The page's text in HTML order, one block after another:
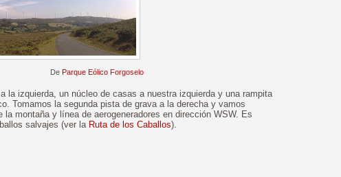
De Parque Eólico Forgoselo
la izquierda, un núcleo de casas a nuestra izquierda y una rampita
Tomamos la segunda pista de grava a la derecha y vamos
montaña y línea de aerogeneradores en dirección WSW. Es
salvajes (ver la Ruta de los Caballos).